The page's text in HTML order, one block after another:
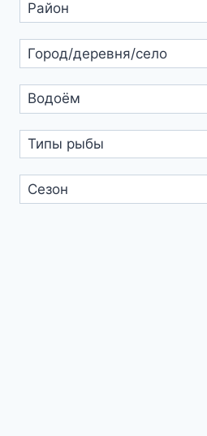
ридер
текст